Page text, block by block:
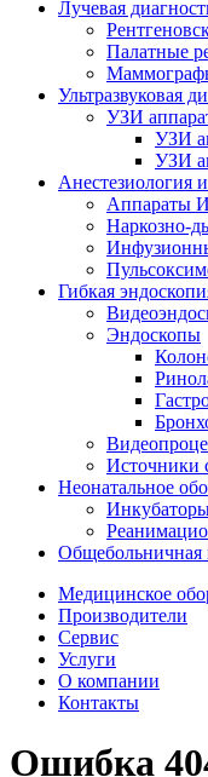
Лучевая
Палатные
Ультразвуковая
УЗИ
УЗИ
УЗИ
Анестезиология
Аппараты
Наркозно-
Гибкая
Эндоскопы
Источники
Неонатальное
Общебольничная
Медицинское
Производители
Сервис
Услуги
О компании
Контакты
Ошибка